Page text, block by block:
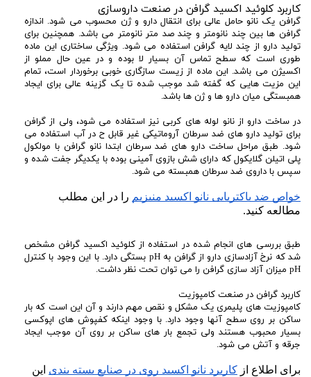
کاربرد کلوئید اکسید گرافن در صنعت داروسازی
گرافن یک نانو حامل عالی برای انتقال دارو و ژن محسوب می شود. اندازه
گرافن ها بین چند نانومتر و چند صد متر نانومتر می باشد. همچنین برای
تولید دارو از چند لایه گرافن استفاده می شود. ویژگی ساختاری این ماده
طوری است که سطح تماس آن بسیار لا بوده و در عین حال مملو از
اکسیژن می باشد. این ماده از زیست سازگاری خوبی برخوردار است، تمام
این مزیت هایی که گفته شد موجب شده تا یک گزینه عالی برای ایجاد
همبستگی میان دارو ها و ژن ها باشد.
در ساخت دارو از نانو لوله های کربی نیز استفاده می شود، ولی از گرافن
برای تولید دارو های ضد سرطان آروماتیکی غیر قابل ح در آب استفاده می
شود. طبق مراحل ساخت دارو های ضد سرطان ابتدا نانو گرافن با مولکول
پلی اتیلن گلایکول که دارای شش بازوی آمینی بوده با یکدیگر جفت شده و
سپس با داروی ضد سرطان همبسته می شود.
خواص ضد باکتریایی نانو اکسید منیزیم
مطالعه کنید.
طبق بررسی های انجام شده در استفاده از کلوئید اکسید گرافن مشخص
شد که نرخ آزادسازی دارو از گرافن به pH بستگی دارد. با این وجود با کنترل
pH میزان آزاد سازی گرافن را می توان تحت نظر داشت.
کاربرد گرافن در صنعت کامپوزیت
کامپوزیت های پلیمری یک مشکل و نقص مهم دارند و آن این است که بار
ساکن بر روی سطح آنها وجود دارد. با وجود اینکه کفپوش های اپوکسی
بسیار محبوب هستند ولی تجمع بار های ساکن بر روی آن موجب ایجاد
جرقه و آتش می شود.
برای اطلاع از کاربرد نانو اکسید روی در صنایع بسته بندی